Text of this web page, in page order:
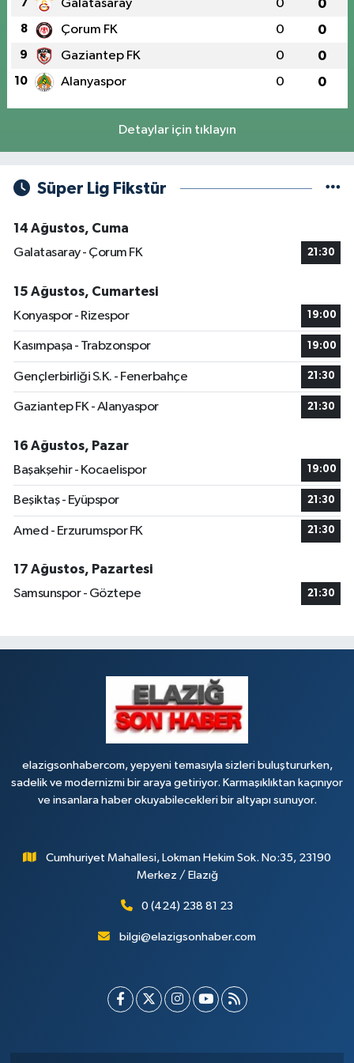
7 Galatasaray 0 0
8 Çorum FK 0 0
9 Gaziantep FK 0 0
10 Alanyaspor 0 0
Detaylar için tıklayın
Süper Lig Fikstür
14 Ağustos, Cuma
Galatasaray - Çorum FK
21:30
15 Ağustos, Cumartesi
Konyaspor - Rizespor
19:00
Kasımpaşa - Trabzonspor 19:00
Gençlerbirliği S.K. - Fenerbahçe 21:30
Gaziantep FK - Alanyaspor 21:30
16 Ağustos, Pazar
Başakşehir - Kocaelispor
19:00
Beşiktaş - Eyüpspor 21:30
Amed - Erzurumspor FK 21:30
17 Ağustos, Pazartesi
Samsunspor - Göztepe
21:30
elazigsonhabercom, yepyeni temasıyla sizleri buluştururken,
sadelik ve modernizmi bir araya getiriyor. Karmaşıklıktan kaçınıyor
ve insanlara haber okuyabilecekleri bir altyapı sunuyor.
Cumhuriyet Mahallesi, Lokman Hekim Sok. No:35, 23190
Merkez / Elazığ
0 (424) 238 81 23
bilgi@elazigsonhaber.com